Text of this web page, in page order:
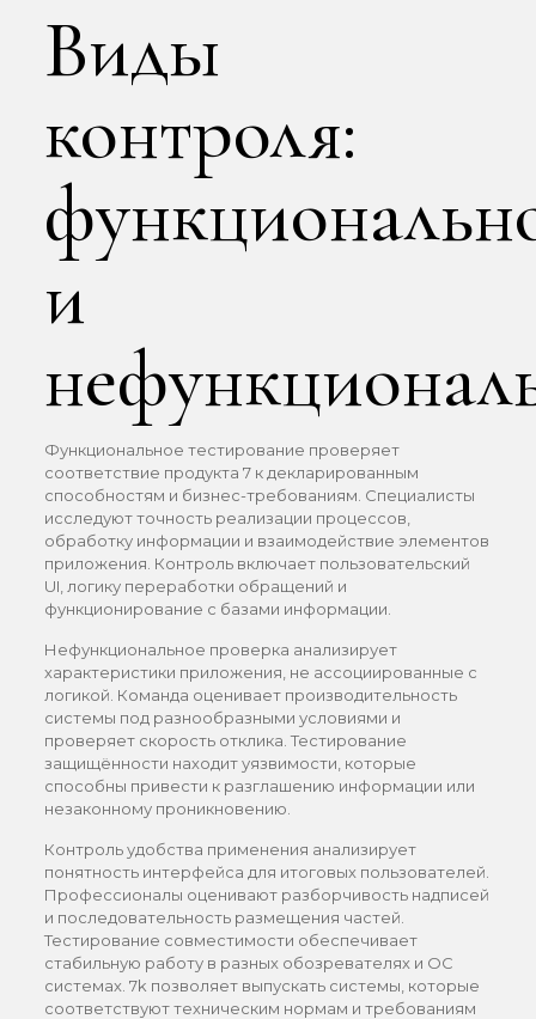
Виды
контроля:
и
Функциональное тестирование проверяет
соответствие продукта 7 к декларированным
способностям и бизнес-требованиям. Специалисты
исследуют точность реализации процессов,
обработку информации и взаимодействие элементов
приложения. Контроль включает пользовательский
UI, логику переработки обращений и
функционирование с базами информации.
Нефункциональное проверка анализирует
характеристики приложения, не ассоциированные с
логикой. Команда оценивает производительность
системы под разнообразными условиями и
проверяет скорость отклика. Тестирование
защищённости находит уязвимости, которые
способны привести к разглашению информации или
незаконному проникновению.
Контроль удобства применения анализирует
понятность интерфейса для итоговых пользователей.
Профессионалы оценивают разборчивость надписей
и последовательность размещения частей.
Тестирование совместимости обеспечивает
стабильную работу в разных обозревателях и ОС
системах. 7k позволяет выпускать системы, которые
соответствуют техническим нормам и требованиям